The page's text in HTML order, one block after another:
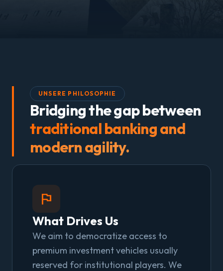
UNSERE PHILOSOPHIE
Bridging the gap between
traditional banking and
modern agility.
flag
What Drives Us
We aim to democratize access to
premium investment vehicles usually
reserved for institutional players. We